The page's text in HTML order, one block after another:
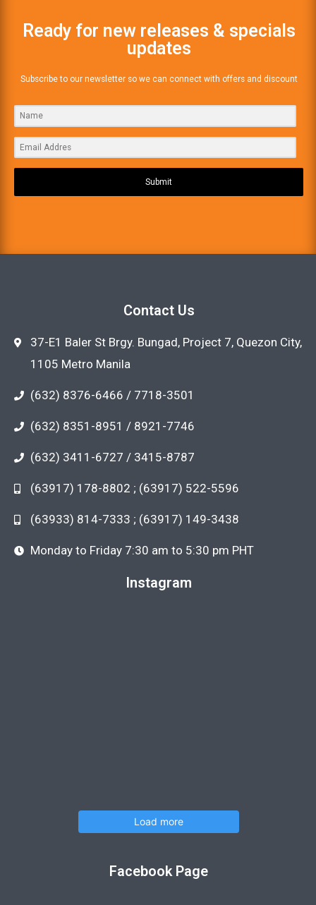
Ready for new releases & specials
updates
Subscribe to our newsletter so we can connect with offers and discount
Submit
Contact Us
37-E1 Baler St Brgy. Bungad, Project 7, Quezon City,
1105 Metro Manila
(632) 8376-6466 / 7718-3501
(632) 8351-8951 / 8921-7746
(632) 3411-6727 / 3415-8787
(63917) 178-8802 ; (63917) 522-5596
(63933) 814-7333 ; (63917) 149-3438
Monday to Friday 7:30 am to 5:30 pm PHT
Instagram
Load more
Facebook Page